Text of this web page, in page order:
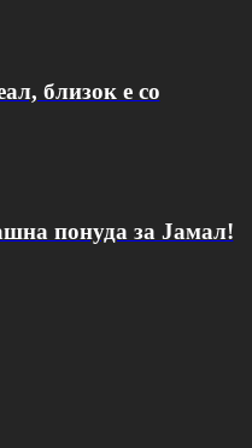
близок е со
понуда за Јамал!